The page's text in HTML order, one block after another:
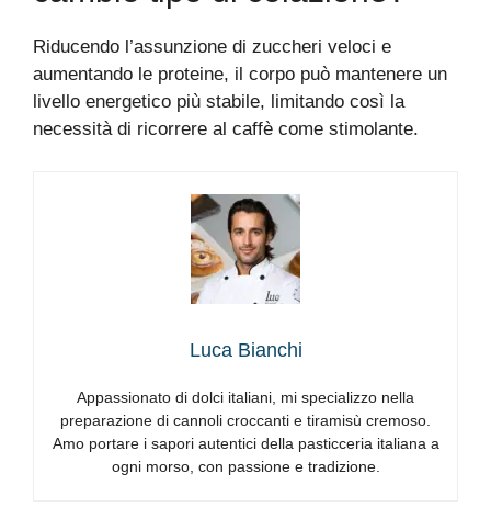
Riducendo l’assunzione di zuccheri veloci e
aumentando le proteine, il corpo può mantenere un
livello energetico più stabile, limitando così la
necessità di ricorrere al caffè come stimolante.
Luca Bianchi
Appassionato di dolci italiani, mi specializzo nella
preparazione di cannoli croccanti e tiramisù cremoso.
Amo portare i sapori autentici della pasticceria italiana a
ogni morso, con passione e tradizione.